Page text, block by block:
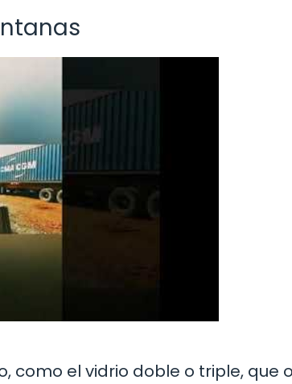
como el vidrio doble o triple, que